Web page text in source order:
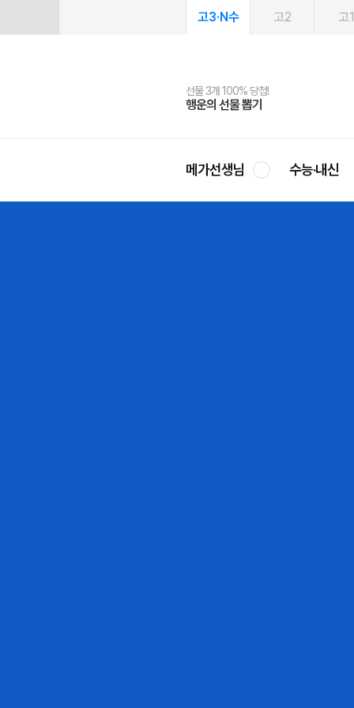
고3·N수 고2 고1
선물 3개 100% 당첨!
행운의 선물 뽑기
선물 100% 증정!
메가스터디 X 올리브
여름방학 스터디 캐시백
메가런 썸머스쿨
2027 러셀 단과
강사 공개선발
스마트러닝앱
설문 EVENT
메가패스
3일 무료 체험권
메가패스 수강생 무료혜택!
메가클럽 멤버십
사회공헌 캠페인
희망이룸 메가나눔
메가선생님 수능·내신